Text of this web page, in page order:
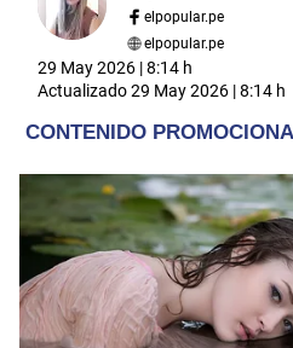
elpopular.pe
elpopular.pe
29 May 2026 | 8:14 h
Actualizado29 May 2026 | 8:14 h